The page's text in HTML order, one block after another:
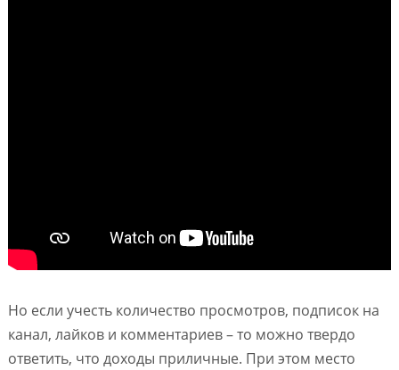
Но если учесть количество просмотров, подписок на
канал, лайков и комментариев – то можно твердо
ответить, что доходы приличные. При этом место